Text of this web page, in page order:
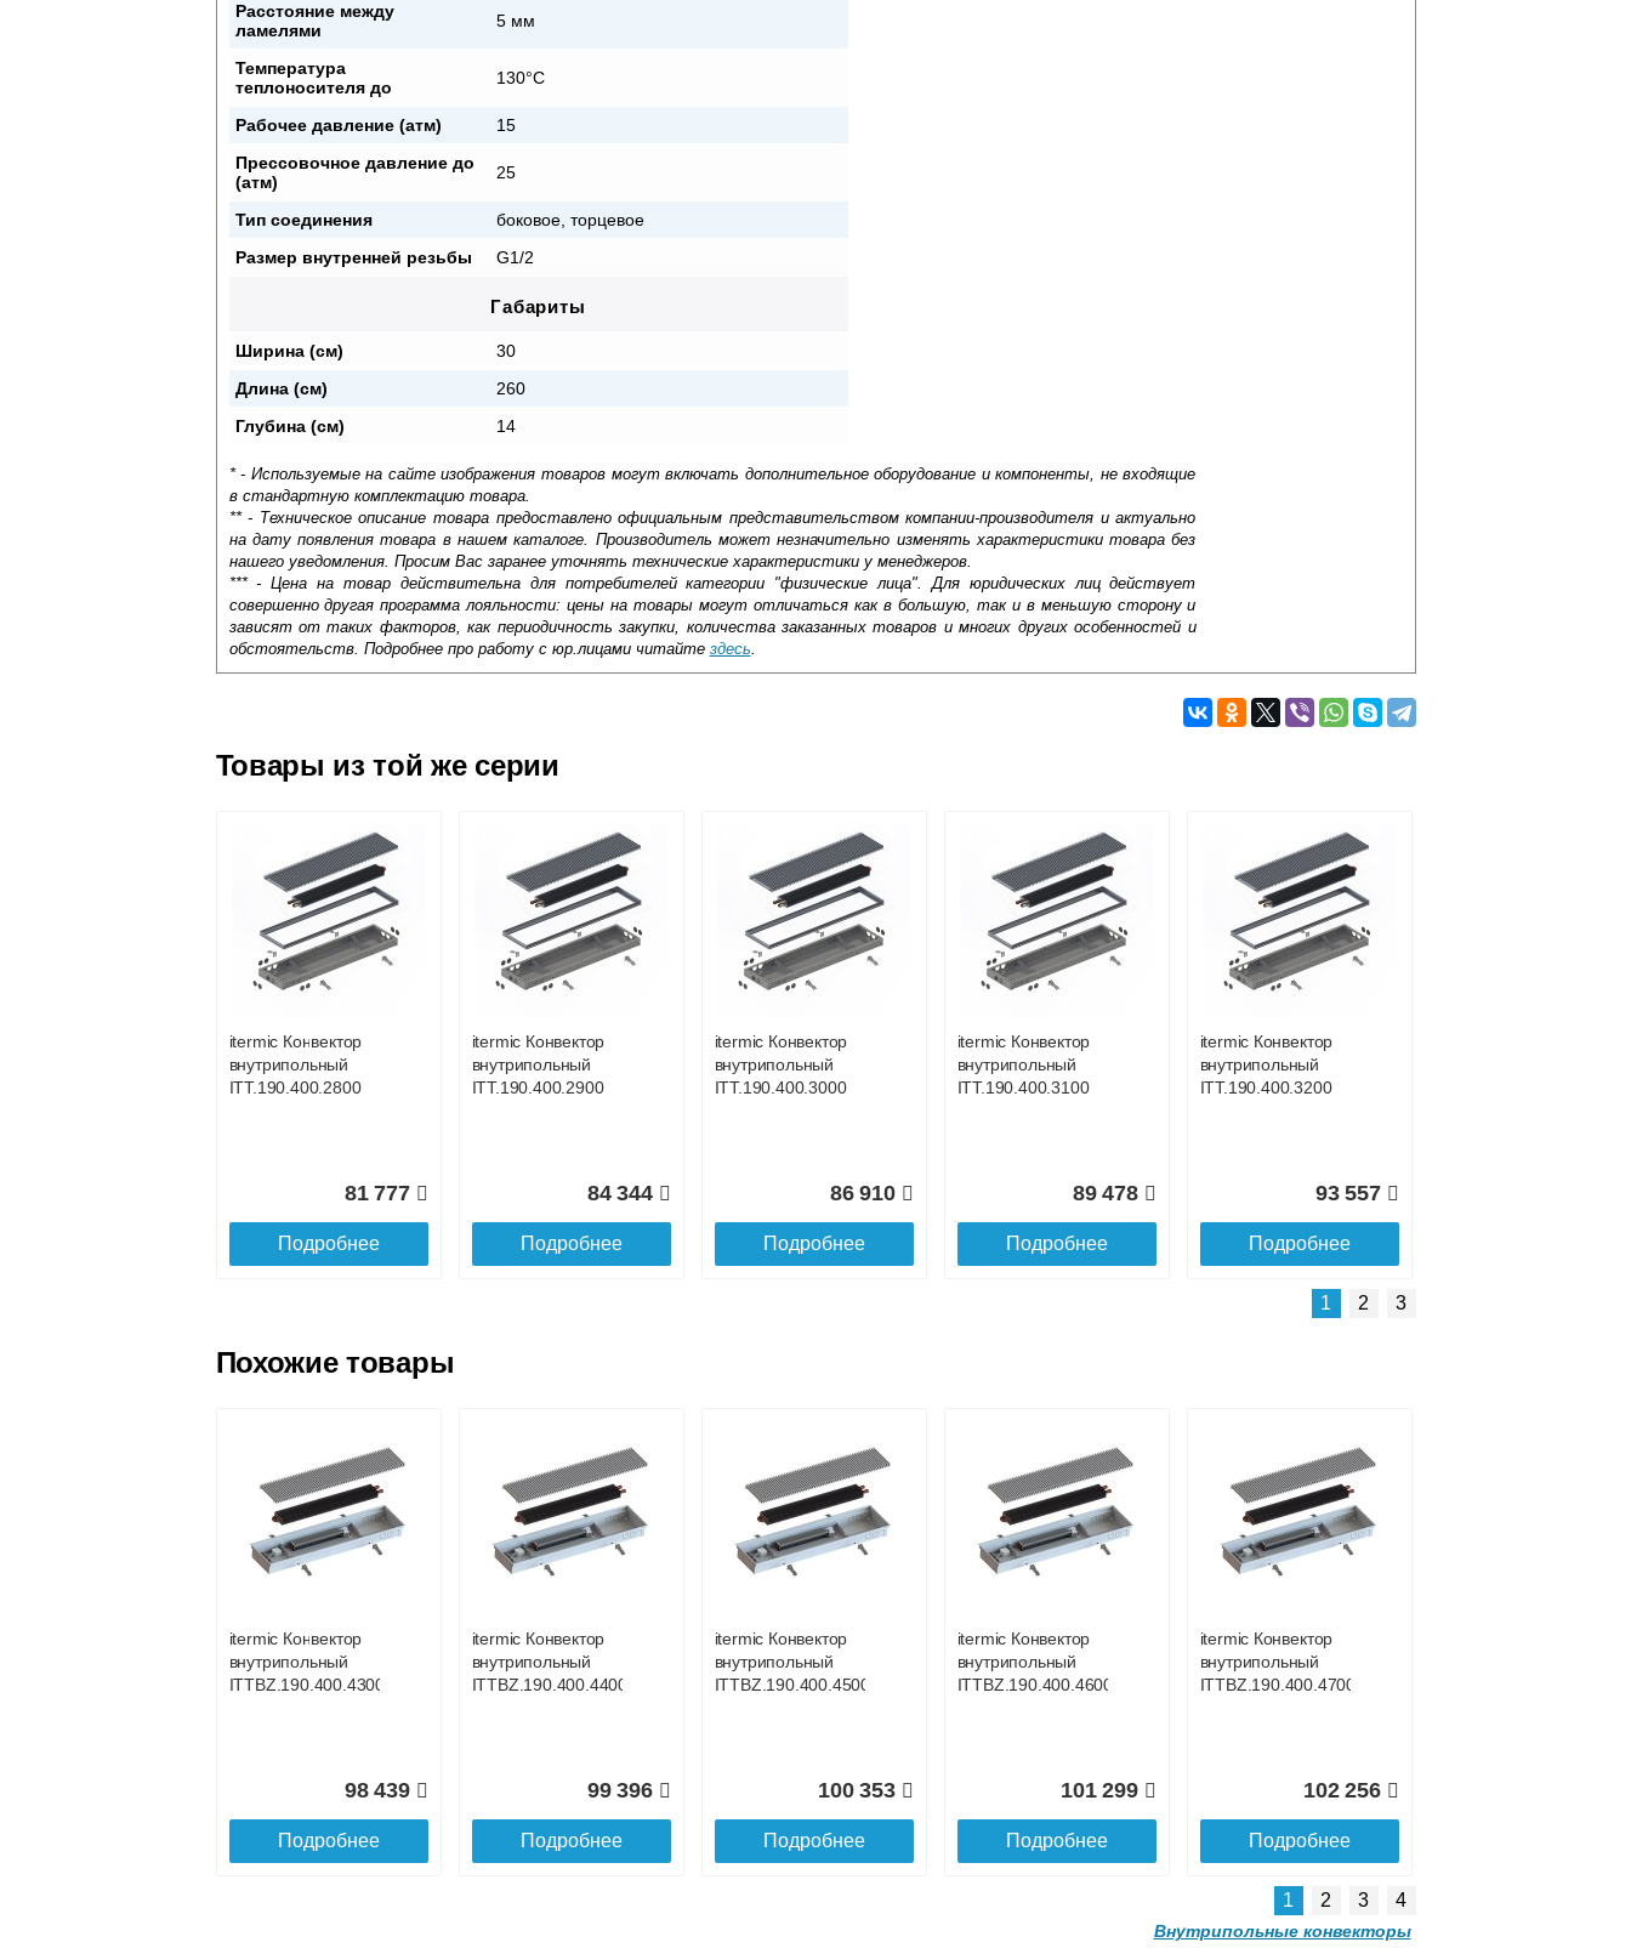
Расстояние между
ламелями
5 мм
Температура
теплоносителя до
130°C
Рабочее давление (атм)
15
Прессовочное давление до
(атм)
25
Тип соединения
боковое, торцевое
Размер внутренней резьбы
G1/2
Габариты
Ширина (см)
30
Длина (см)
260
Глубина (см)
14
* - Используемые на сайте изображения товаров могут включать дополнительное оборудование и компоненты, не входящие
в стандартную комплектацию товара.
** - Техническое описание товара предоставлено официальным представительством компании-производителя и актуально
на дату появления товара в нашем каталоге. Производитель может незначительно изменять характеристики товара без
нашего уведомления. Просим Вас заранее уточнять технические характеристики у менеджеров.
*** - Цена на товар действительна для потребителей категории "физические лица". Для юридических лиц действует
совершенно другая программа лояльности: цены на товары могут отличаться как в большую, так и в меньшую сторону и
зависят от таких факторов, как периодичность закупки, количества заказанных товаров и многих других особенностей и
обстоятельств. Подробнее про работу с юр.лицами читайте здесь
Доставка сантехники по Москве и Московской области
Подъем на этаж.
до подъезда
Доставка в регионы России.
Подробнее о доставке
Возможные способы оплаты:
Банковской картой при получении товара как при доставке, так и самовывозом
Интернет-деньгами (Yandex-деньги, Web-money, Qiwi-кошельки и другие).
Безналичный расчёт (возможно и с НДС)подробнее...
Подробнее об оплате
Товары из той же серии
itermic Конвектор
внутрипольный
ITT.190.400.2800
81 777
Подробнее
itermic Конвектор
внутрипольный
ITT.190.400.2900
84 344
Подробнее
itermic Конвектор
внутрипольный
ITT.190.400.3000
86 910
Подробнее
itermic Конвектор
внутрипольный
ITT.190.400.3100
89 478
Подробнее
itermic Конвектор
внутрипольный
ITT.190.400.3200
93 557
Подробнее
itermic Конвектор
внутрипольный
ITT.190.400.3300
96 125
itermic Конвектор
внутрипольный
ITT.190.400.3400
98 691
itermic Конвектор
внутрипольный
ITT.190.400.3500
101 259
itermic Конвектор
внутрипольный
ITT.190.400.3600
103 826
itermic Конвектор
внутрипольный
ITT.190.400.3700
106 391
1 2 3
Похожие товары
itermic Конвектор
внутрипольный
ITTBZ.190.400.4300
98 439
Подробнее
itermic Конвектор
внутрипольный
ITTBZ.190.400.4400
99 396
Подробнее
itermic Конвектор
внутрипольный
ITTBZ.190.400.4500
100 353
Подробнее
itermic Конвектор
внутрипольный
ITTBZ.190.400.4600
101 299
Подробнее
itermic Конвектор
внутрипольный
ITTBZ.190.400.4700
102 256
Подробнее
1 2 3 4
Внутрипольные конвекторы